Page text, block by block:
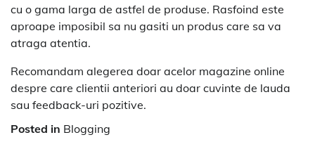
cu o gama larga de astfel de produse. Rasfoind este
aproape imposibil sa nu gasiti un produs care sa va
atraga atentia.
Recomandam alegerea doar acelor magazine online
despre care clientii anteriori au doar cuvinte de lauda
sau feedback-uri pozitive.
Posted in Blogging